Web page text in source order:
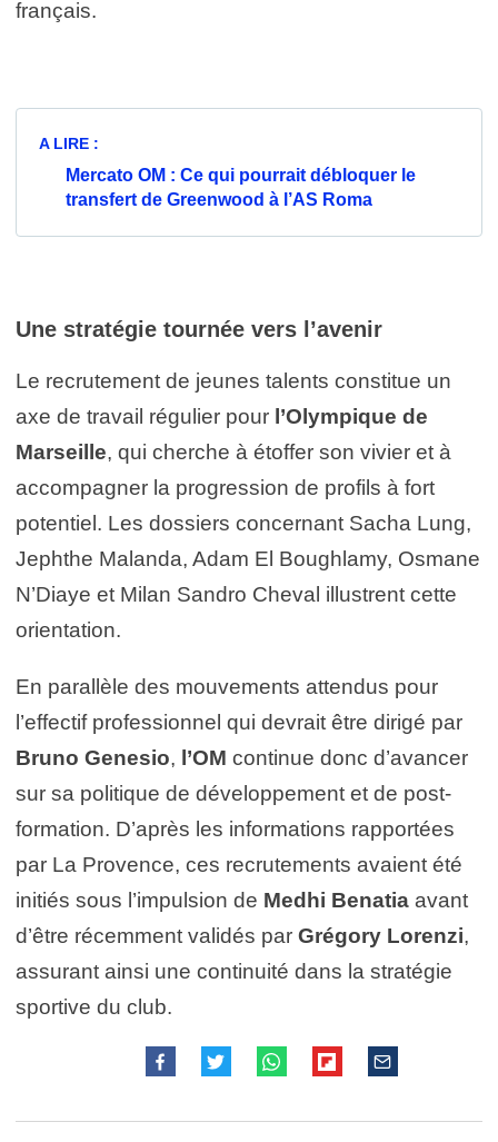
français.
A LIRE :
Mercato OM : Ce qui pourrait débloquer le
transfert de Greenwood à l’AS Roma
Une stratégie tournée vers l’avenir
Le recrutement de jeunes talents constitue un
axe de travail régulier pour l’Olympique de
Marseille, qui cherche à étoffer son vivier et à
accompagner la progression de profils à fort
potentiel. Les dossiers concernant Sacha Lung,
Jephthe Malanda, Adam El Boughlamy, Osmane
N’Diaye et Milan Sandro Cheval illustrent cette
orientation.
En parallèle des mouvements attendus pour
l’effectif professionnel qui devrait être dirigé par
Bruno Genesio, l’OM continue donc d’avancer
sur sa politique de développement et de post-
formation. D’après les informations rapportées
par La Provence, ces recrutements avaient été
initiés sous l’impulsion de Medhi Benatia avant
d’être récemment validés par Grégory Lorenzi,
assurant ainsi une continuité dans la stratégie
sportive du club.